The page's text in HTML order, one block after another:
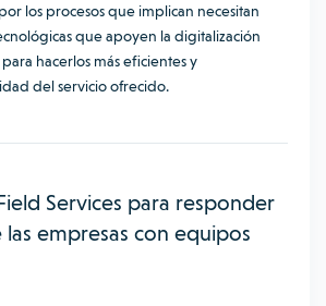
los procesos que implican necesitan
que apoyen la digitalización
hacerlos más eficientes y
del servicio ofrecido.
Services para responder
empresas con equipos